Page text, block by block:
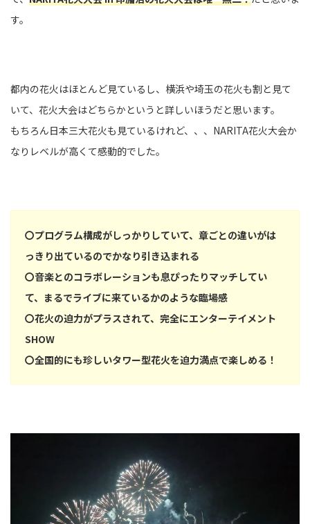
す。
都内の花火はほとんど見ているし、横浜や埼玉の花火も割と見て
いて、花火大会はどちらかというと詳しいほうだと思います。
もちろん日本三大花火も見ているけれど、、、NARITA花火大会か
なりレベルが高くて感動的でした。
〇プログラム構成がしっかりしていて、章ごとの違いがは
っきり出ているのでかなり引き込まれる
〇音楽とのコラボレーションも息ぴったりマッチしてい
て、まるでライブに来ているかのような臨場感
〇花火の迫力がプラスされて、完全にエンターテイメント
SHOW
〇全国的にも珍しいタワー型花火を迫力満点で楽しめる！